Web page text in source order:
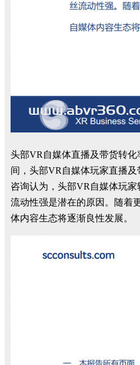
头部VR自媒体直播及带货转
间，头部VR自媒体玩家直播及
咨询认为，头部VR自媒体玩
流动性强是潜在的原因。
随着
体内容生态将逐渐良性发展。